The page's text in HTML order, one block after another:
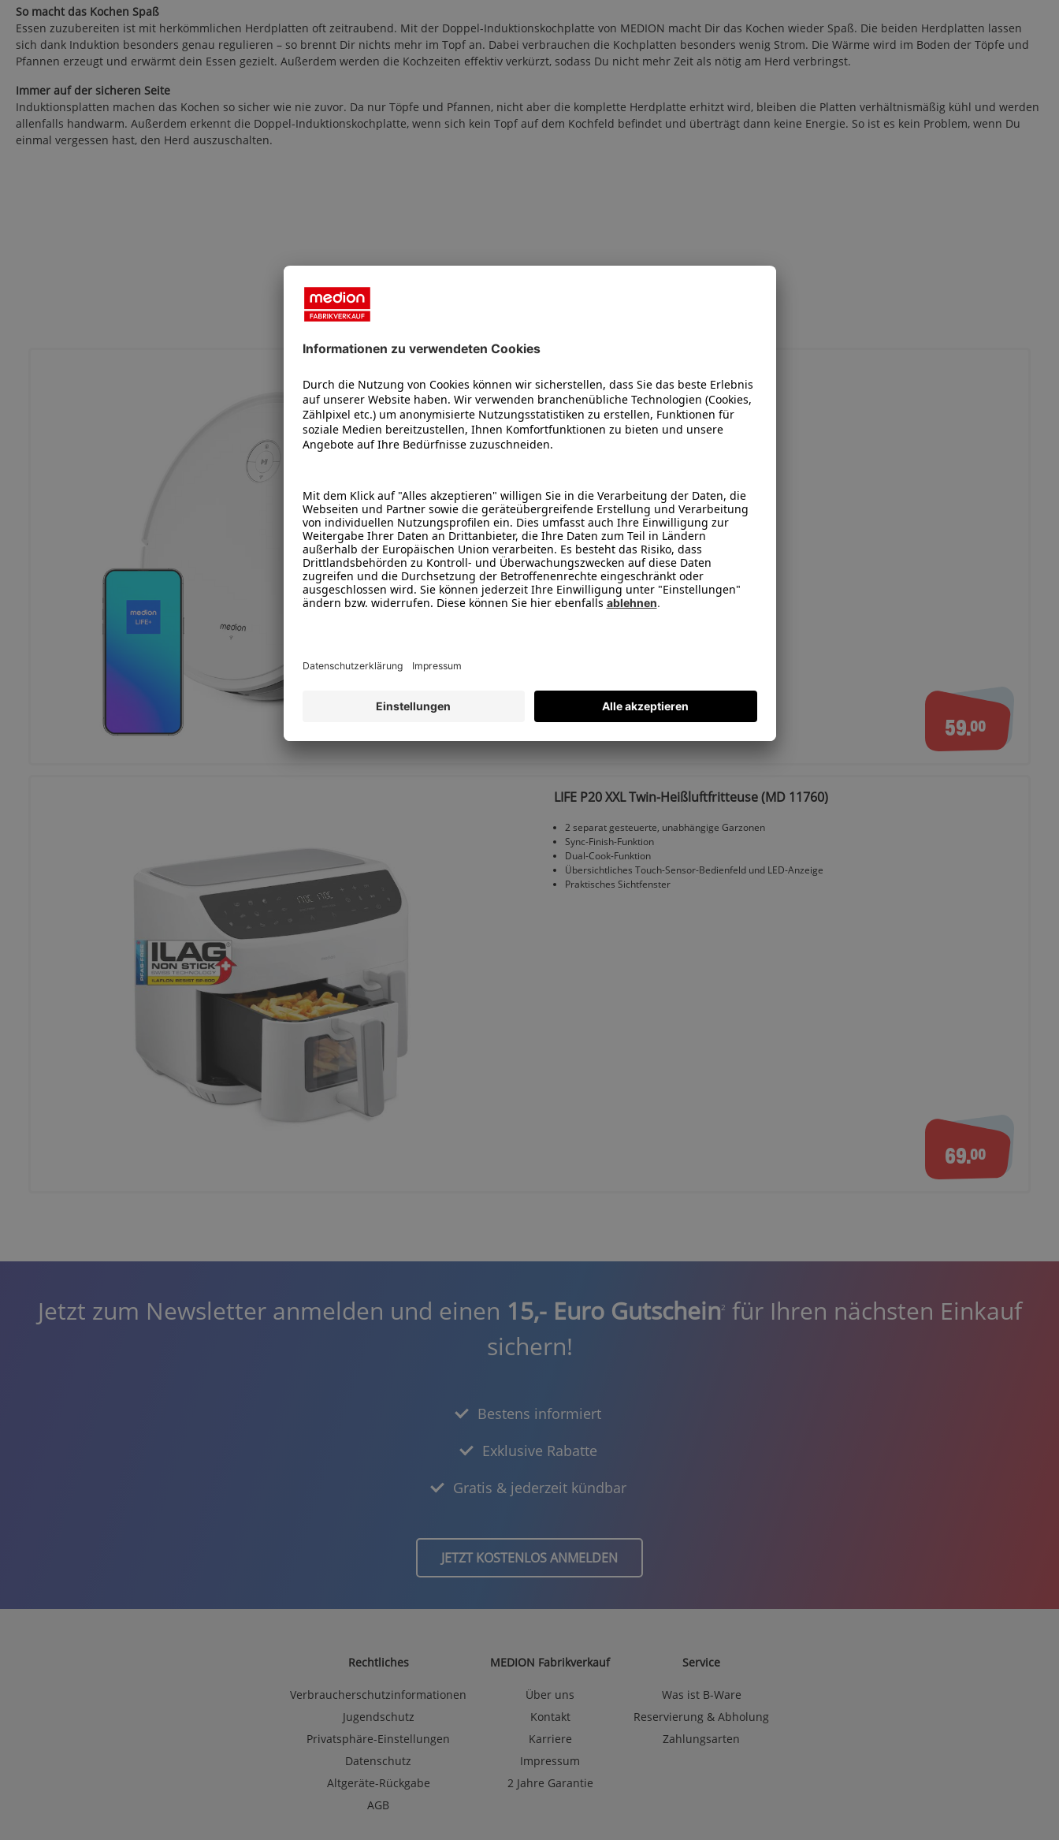
So macht das Kochen Spaß
Essen zuzubereiten ist mit herkömmlichen Herdplatten oft zeitraubend. Mit der Doppel-Induktionskochplatte von MEDION macht Dir das Kochen wieder Spaß. Die beiden Herdplatten lassen
sich dank Induktion besonders genau regulieren – so brennt Dir nichts mehr im Topf an. Dabei verbrauchen die Kochplatten besonders wenig Strom. Die Wärme wird im Boden der Töpfe und
Pfannen erzeugt und erwärmt dein Essen gezielt. Außerdem werden die Kochzeiten effektiv verkürzt, sodass Du nicht mehr Zeit als nötig am Herd verbringst.
Immer auf der sicheren Seite
Induktionsplatten machen das Kochen so sicher wie nie zuvor. Da nur Töpfe und Pfannen, nicht aber die komplette Herdplatte erhitzt wird, bleiben die Platten verhältnismäßig kühl und werden
allenfalls handwarm. Außerdem erkennt die Doppel-Induktionskochplatte, wenn sich kein Topf auf dem Kochfeld befindet und überträgt dann keine Energie. So ist es kein Problem, wenn Du
einmal vergessen hast, den Herd auszuschalten.
App-Steuerung
4.000 Pa Motorsaugleistung
Intelligente Navigation in S-Linien
59.00
LIFE P20 XXL Twin-Heißluftfritteuse (MD 11760)
2 separat gesteuerte, unabhängige Garzonen
Sync-Finish-Funktion
Dual-Cook-Funktion
Übersichtliches Touch-Sensor-Bedienfeld und LED-Anzeige
Praktisches Sichtfenster
69.00
Jetzt zum Newsletter anmelden und einen 15,- Euro Gutschein2
für Ihren nächsten Einkauf
sichern!
Bestens informiert
Exklusive Rabatte
Gratis & jederzeit kündbar
JETZT KOSTENLOS ANMELDEN
Rechtliches
Verbraucherschutzinformationen
Jugendschutz
Privatsphäre-Einstellungen
Datenschutz
Altgeräte-Rückgabe
AGB
MEDION Fabrikverkauf
Über uns
Kontakt
Karriere
Impressum
2 Jahre Garantie
Service
Was ist B-Ware
Reservierung & Abholung
Zahlungsarten